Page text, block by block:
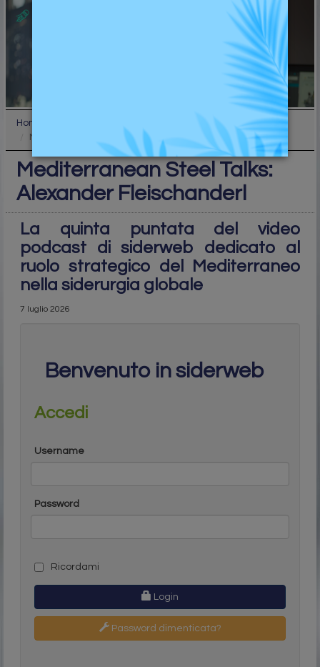
Home
Mediterranean Steel Talks: Alexander Fleischanderl
Mediterranean Steel Talks:
Alexander Fleischanderl
La quinta puntata del video
podcast di siderweb dedicato al
ruolo strategico del Mediterraneo
nella siderurgia globale
7 luglio 2026
Benvenuto in siderweb
Accedi
Username
Password
Ricordami
Login
Password dimenticata?